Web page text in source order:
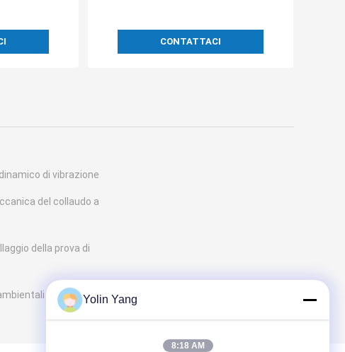
CONTATTACI
di vibrazione
del collaudo a
della prova di
Yolin Yang
8:18 AM